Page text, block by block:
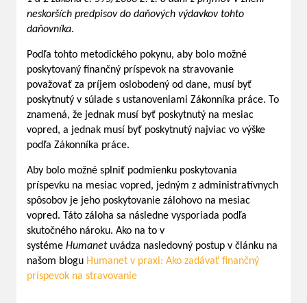
neskorších predpisov do daňových výdavkov tohto
daňovníka.
Podľa tohto metodického pokynu, aby bolo možné
poskytovaný finančný príspevok na stravovanie
považovať za príjem oslobodený od dane, musí byť
poskytnutý v súlade s ustanoveniami Zákonníka práce. To
znamená, že jednak musí byť poskytnutý na mesiac
vopred, a jednak musí byť poskytnutý najviac vo výške
podľa Zákonníka práce.
Aby bolo možné splniť podmienku poskytovania
príspevku na mesiac vopred, jedným z administratívnych
spôsobov je jeho poskytovanie zálohovo na mesiac
vopred. Táto záloha sa následne vysporiada podľa
skutočného nároku. Ako na to v
systéme Humanet uvádza nasledovný postup v článku na
našom blogu Humanet v praxi: Ako zadávať finančný
príspevok na stravovanie